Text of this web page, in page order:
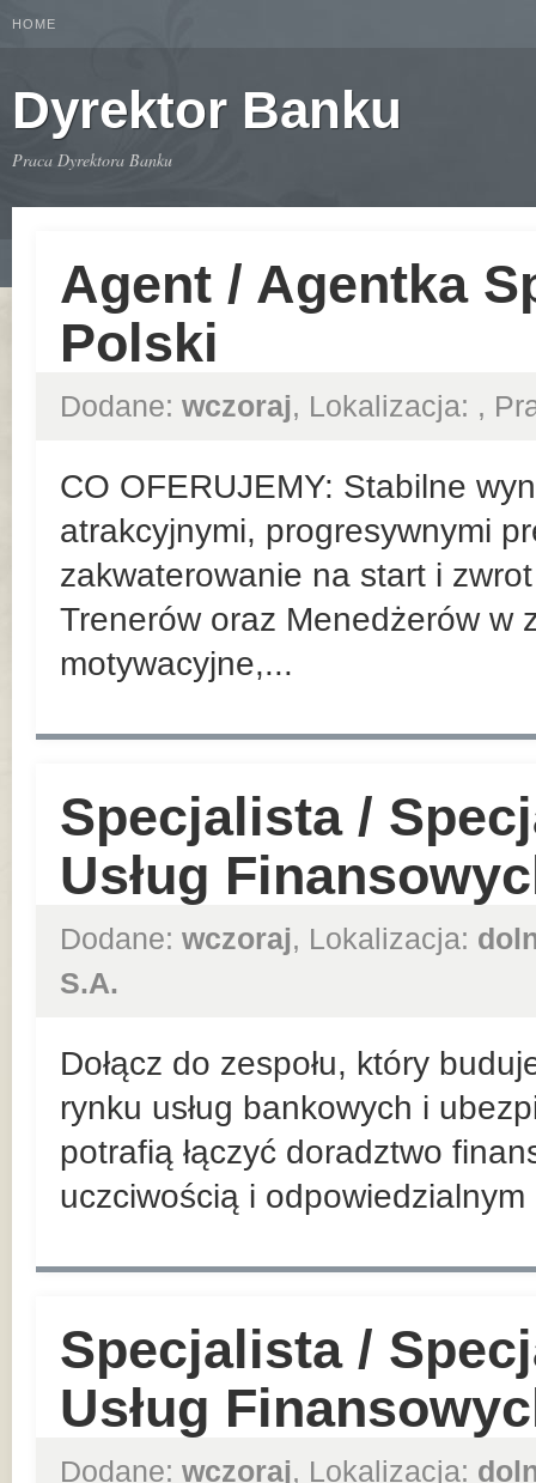
HOME
Dyrektor Banku
Praca Dyrektora Banku
Agent / Agentka
Polski
Dodane: wczoraj, Lokalizacja: ,
CO OFERUJEMY: Stabilne
atrakcyjnymi, progresywnymi
zakwaterowanie na start i
Trenerów oraz Menedżerów w
motywacyjne,...
Specjalista /
Usług
Dodane: wczoraj, Lokalizacja:
S.A.
Dołącz do zespołu, który
rynku usług bankowych i
potrafią łączyć doradztwo
uczciwością i
Specjalista /
Usług
Dodane: wczoraj, Lokalizacja: